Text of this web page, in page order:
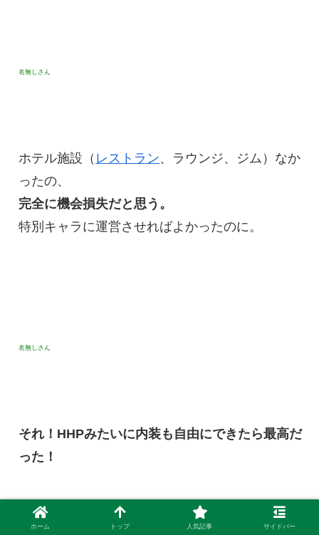
名無しさん
ホテル施設（ レストラン、ラウンジ、ジム）なか
ったの、
完全に機会損失だと思う。
特別キャラに運営させればよかったのに。
名無しさん
それ！HHPみたいに内装も自由にできたら最高だ
った！
ホーム トップ 人気記事 サイドバー